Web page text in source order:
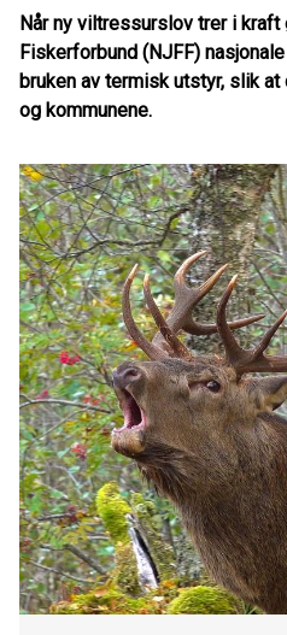
Når ny viltressurslov trer i
Fiskerforbund (NJFF)
bruken av termisk utstyr, slik
og kommunene.